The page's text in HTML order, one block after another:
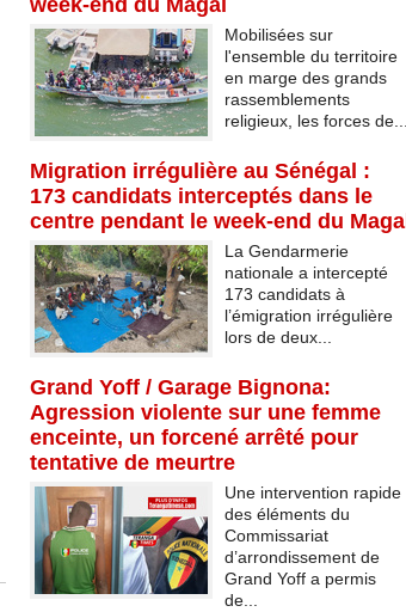
week-end du Magal
Mobilisées sur
l'ensemble du territoire
en marge des grands
rassemblements
religieux, les forces de...
Migration irrégulière au Sénégal :
173 candidats interceptés dans le
centre pendant le week-end du Magal
La Gendarmerie
nationale a intercepté
173 candidats à
l’émigration irrégulière
lors de deux...
Grand Yoff / Garage Bignona:
Agression violente sur une femme
enceinte, un forcené arrêté pour
tentative de meurtre
Une intervention rapide
des éléments du
Commissariat
d’arrondissement de
Grand Yoff a permis
de...